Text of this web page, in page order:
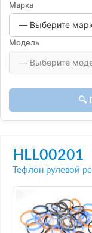
Марка
Модель
🔍
HLL00201
Тефлон рулевой